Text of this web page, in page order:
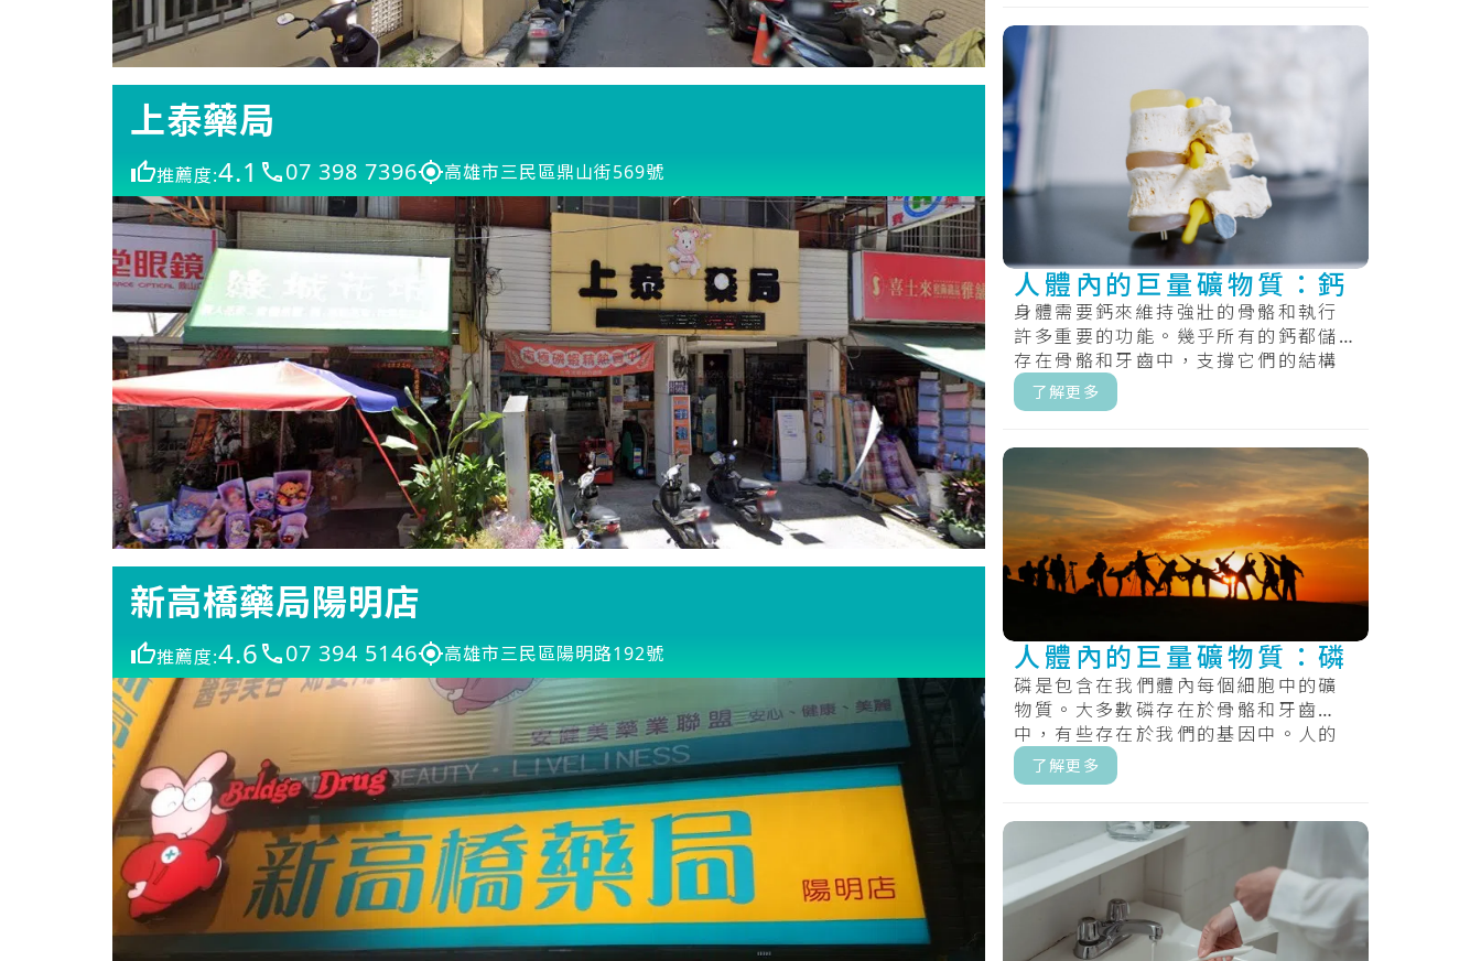
上泰藥局
推薦度:4.1 07 398 7396 高雄市三民區鼎山街569號
新高橋藥局陽明店
推薦度:4.6 07 394 5146 高雄市三民區陽明路192號
人體內的巨量礦物質：鈣
身體需要鈣來維持強壯的骨骼和執行
許多重要的功能。幾乎所有的鈣都儲
存在骨骼和牙齒中，支撐它們的結構
和硬度。.....
了解更多
人體內的巨量礦物質：磷
磷是包含在我們體內每個細胞中的礦
物質。大多數磷存在於骨骼和牙齒
中，有些存在於我們的基因中。人的
身體需要磷來製造能量和進行許多重
要的化學過.....
了解更多